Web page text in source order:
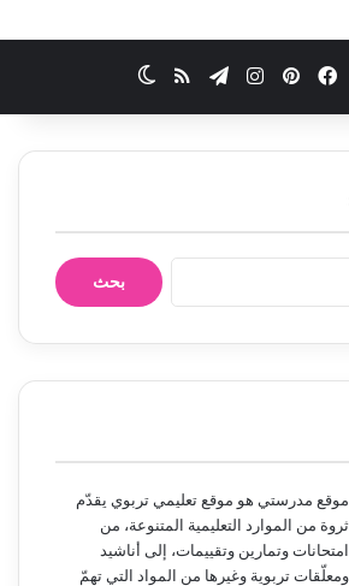
فيسبوكبينتيريستانستقرامتيلقرامملخص الموقع RSS
ح
موقع مدرستي هو موقع تعليمي تربوي يقدّم
ثروة من الموارد التعليمية المتنوعة، من
امتحانات وتمارين وتقييمات، إلى أناشيد
ومعلّقات تربوية وغيرها من المواد التي تهمّ